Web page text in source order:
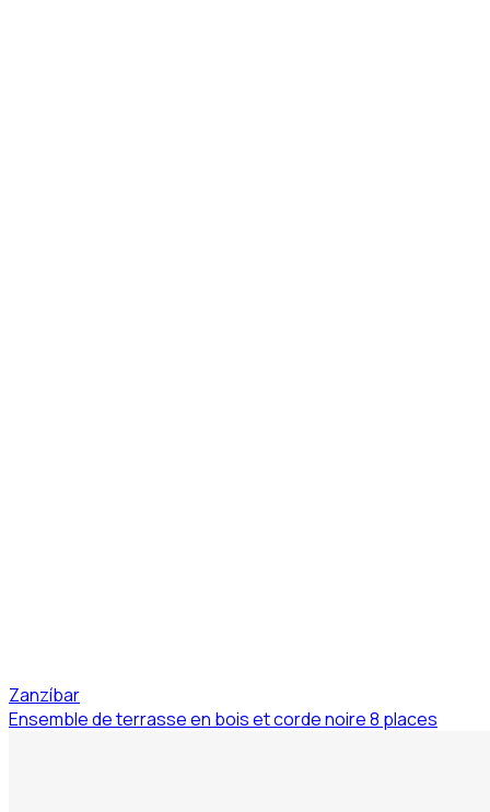
Zanzíbar
Ensemble de terrasse en bois et corde noire 8 places